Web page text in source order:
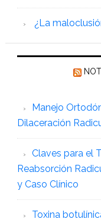
¿La
Manejo
Dilaceración
Claves para el
Reabsorción
y Caso Clínico
Toxina